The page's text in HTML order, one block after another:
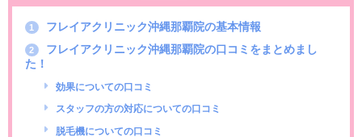
1 フレイアクリニック沖縄那覇院の基本情報
2
フレイアクリニック沖縄那覇院の口コミをまとめまし
た！
効果についての口コミ
スタッフの方の対応についての口コミ
脱毛機についての口コミ